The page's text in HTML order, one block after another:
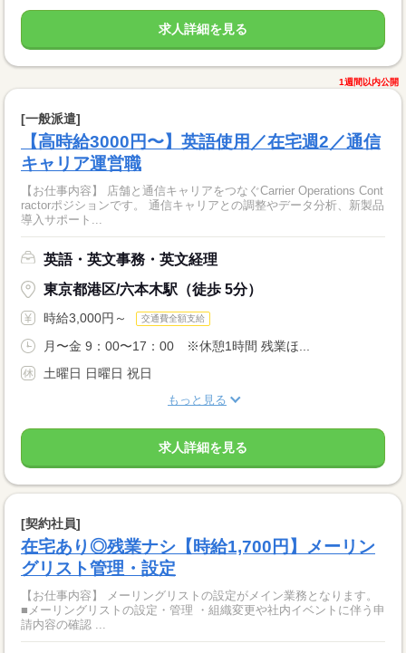
求人詳細を見る
1週間以内公開
[一般派遣]
【高時給3000円〜】英語使用／在宅週2／通信
キャリア運営職
【お仕事内容】 店舗と通信キャリアをつなぐCarrier Operations Cont
ractorポジションです。 通信キャリアとの調整やデータ分析、新製品
導入サポート...
英語・英文事務・英文経理
東京都港区/六本木駅（徒歩 5分）
時給3,000円～ 交通費全額支給
月〜金 9：00〜17：00 ※休憩1時間 残業ほ...
土曜日 日曜日 祝日
もっと見る
求人詳細を見る
[契約社員]
在宅あり◎残業ナシ【時給1,700円】メーリン
グリスト管理・設定
【お仕事内容】 メーリングリストの設定がメイン業務となります。
■メーリングリストの設定・管理 ・組織変更や社内イベントに伴う申
請内容の確認 ...